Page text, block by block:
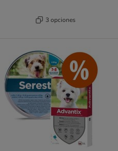
3 opciones